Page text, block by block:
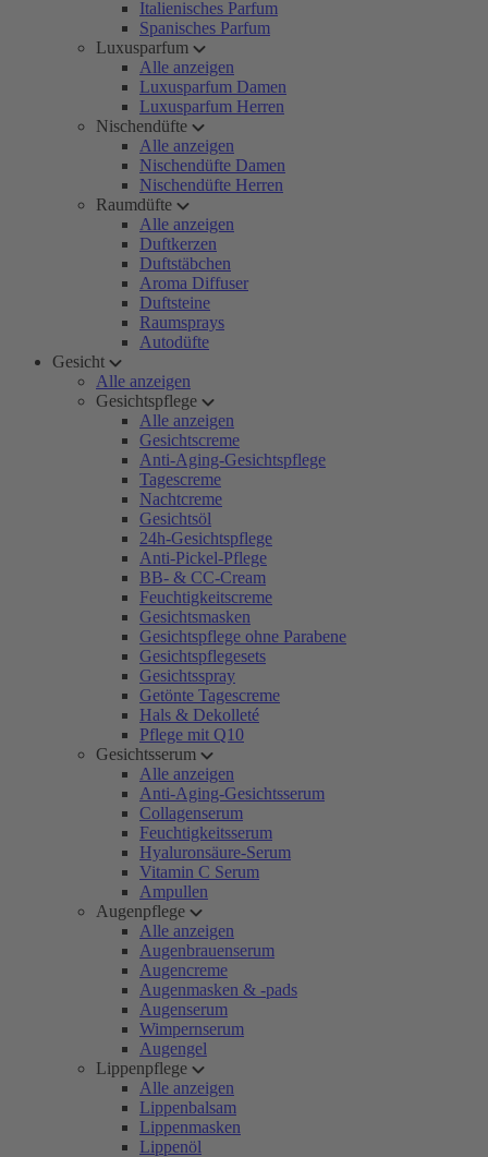
Italienisches Parfum
Spanisches Parfum
Luxusparfum
Alle anzeigen
Luxusparfum Damen
Luxusparfum Herren
Nischendüfte
Alle anzeigen
Nischendüfte Damen
Nischendüfte Herren
Raumdüfte
Alle anzeigen
Duftkerzen
Duftstäbchen
Aroma Diffuser
Duftsteine
Raumsprays
Autodüfte
Gesicht
Alle anzeigen
Gesichtspflege
Alle anzeigen
Gesichtscreme
Anti-Aging-Gesichtspflege
Tagescreme
Nachtcreme
Gesichtsöl
24h-Gesichtspflege
Anti-Pickel-Pflege
BB- & CC-Cream
Feuchtigkeitscreme
Gesichtsmasken
Gesichtspflege ohne Parabene
Gesichtspflegesets
Gesichtsspray
Getönte Tagescreme
Hals & Dekolleté
Pflege mit Q10
Gesichtsserum
Alle anzeigen
Anti-Aging-Gesichtsserum
Collagenserum
Feuchtigkeitsserum
Hyaluronsäure-Serum
Vitamin C Serum
Ampullen
Augenpflege
Alle anzeigen
Augenbrauenserum
Augencreme
Augenmasken & -pads
Augenserum
Wimpernserum
Augengel
Lippenpflege
Alle anzeigen
Lippenbalsam
Lippenmasken
Lippenöl